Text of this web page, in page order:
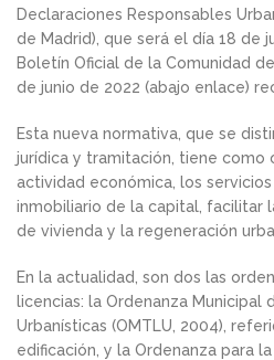
Declaraciones Responsables
de Madrid), que será el día 18 de
Boletín Oficial de la Comunidad
de junio de 2022 (abajo enlace)
Esta nueva normativa, que se
jurídica y tramitación, tiene como
actividad económica, los
inmobiliario de la capital, facilitar
de vivienda y la regeneración
En la actualidad, son dos las
licencias: la Ordenanza Municipal
Urbanísticas (OMTLU, 2004),
edificación, y la Ordenanza para